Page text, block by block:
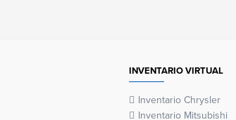
INVENTARIO VIRTUAL
Inventario Chrysler
Inventario Mitsubishi